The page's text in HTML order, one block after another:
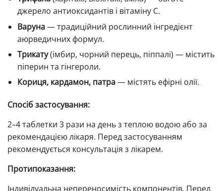
джерело антиоксидантів і вітаміну C.
Варуна— традиційний рослинний інгредієнт
аюрведичних формул.
Трикату(імбир, чорний перець, піппалі) — містить
піперин та гінгероли.
Кориця, кардамон, патра— містять ефірні олії.
Спосіб застосування:
2–4 таблетки 3 рази на день з теплою водою або за
рекомендацією лікаря. Перед застосуванням
рекомендується консультація з лікарем.
Протипоказання:
Індивідуальна непереносимість компонентів. Перед